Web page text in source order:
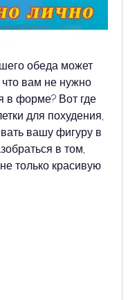
обеда может
вам не нужно
в форме? Вот где
для похудения,
вашу фигуру в
в том,
только красивую